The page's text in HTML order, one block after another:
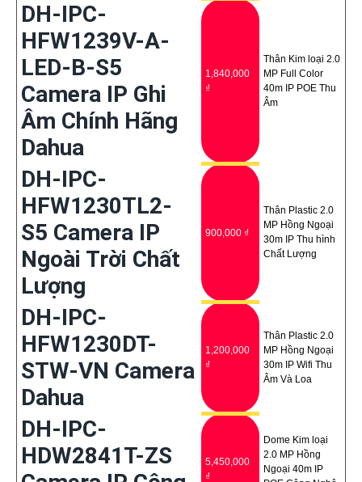
DH-IPC-
HFW1239V-A-
LED-B-S5
Camera IP Ghi
Âm Chính Hãng
Dahua
1,840,000
₫
Thân Kim loại 2.0
MP Full Color
40m IP POE Thu
Âm
DH-IPC-
HFW1230TL2-
S5 Camera IP
Ngoài Trời Chất
Lượng
900,000 ₫
Thân Plastic 2.0
MP Hồng Ngoại
30m IP Thu hình
Chất Lượng
DH-IPC-
HFW1230DT-
STW-VN Camera
Dahua
1,200,000
₫
Thân Plastic 2.0
MP Hồng Ngoại
30m IP Wifi Thu
Âm Và Loa
DH-IPC-
HDW2841T-ZS
5,450,000
₫
Dome Kim loại
2.0 MP Hồng
Ngoại 40m IP